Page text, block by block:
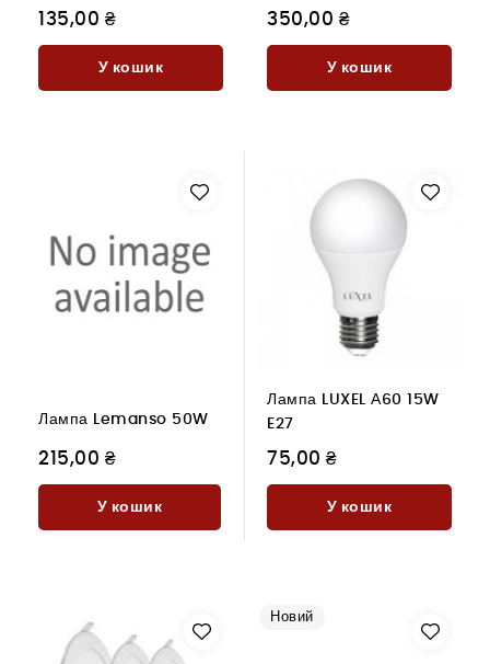
135,00 ₴
У кошик
350,00 ₴
У кошик
Лампа Lemanso 50W
215,00 ₴
У кошик
Лампа LUXEL А60 15W
E27
75,00 ₴
У кошик
Новий